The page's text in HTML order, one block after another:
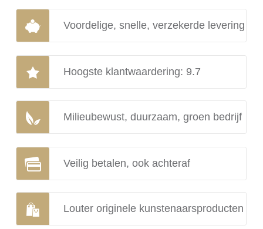
Voordelige, snelle, verzekerde levering
Hoogste klantwaardering: 9.7
Milieubewust, duurzaam, groen bedrijf
Veilig betalen, ook achteraf
Louter originele kunstenaarsproducten